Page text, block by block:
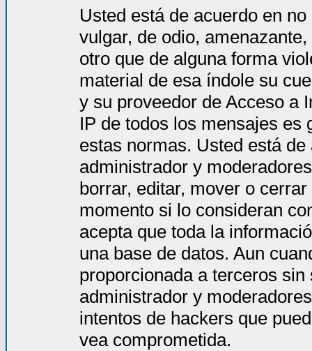
Usted está de acuerdo en
vulgar, de odio,
otro que de alguna forma
material de esa índole su
y su proveedor de Acceso a
IP de todos los mensajes es
estas normas. Usted está
administrador y
borrar, editar, mover o
momento si lo consideran
acepta que toda la
una base de datos. Aun
proporcionada a terceros
administrador y
intentos de hackers que
vea comprometida.